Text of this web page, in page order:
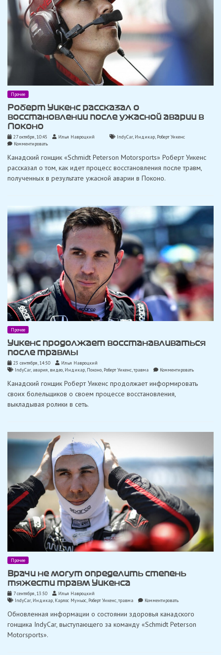
Прочее
Роберт Уикенс рассказал о
восстановлении после ужасной аварии в
Поконо
27 октября, 10:45 Илья Навроцкий IndyCar, Индикар, Роберт Уикенс
Комментироватьon
Уикенс
о
восстановлении
в
Поконо
Канадский гонщик «Schmidt Peterson Motorsports» Роберт Уикенс
рассказал о том, как идет процесс восстановления после травм,
полученных в результате ужасной аварии в Поконо.
Прочее
Уикенс продолжает восстанавливаться
после травмы
23 сентября, 14:50
Илья Навроцкий
IndyCar, авария, видео, Индикар, Поконо, Роберт Уикенс,травма Комментироватьon
продолжает
Канадский гонщик Роберт Уикенс продолжает информировать
своих болельщиков о своем процессе восстановления,
выкладывая ролики в сеть.
Прочее
Врачи не могут определить степень
тяжести травм Уикенса
7 сентября, 13:50
Илья Навроцкий
IndyCar, Индикар, Карлос Муньос, Роберт Уикенс,травма Комментироватьon
не
определить
Обновленная информации о состоянии здоровья канадского
гонщика IndyCar, выступающего за команду «Schmidt Peterson
Motorsports».